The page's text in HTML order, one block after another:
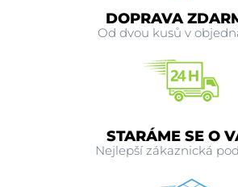
DOPRAVA
Od dvou kusů v
STARÁME SE O
Nejlepší zákaznická